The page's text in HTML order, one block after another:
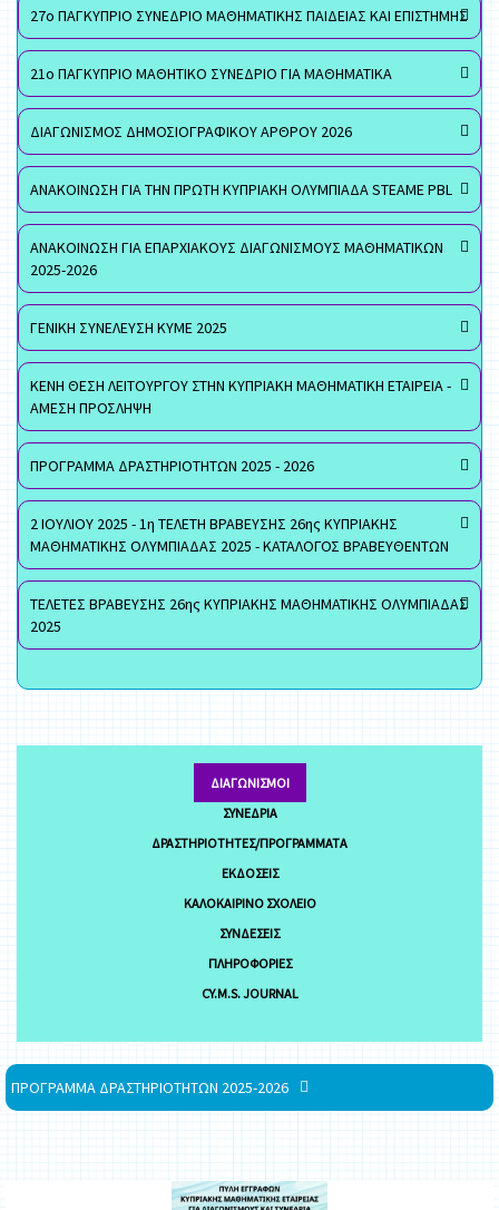
27ο ΠΑΓΚΥΠΡΙΟ ΣΥΝΕΔΡΙΟ ΜΑΘΗΜΑΤΙΚΗΣ ΠΑΙΔΕΙΑΣ ΚΑΙ ΕΠΙΣΤΗΜΗΣ
21ο ΠΑΓΚΥΠΡΙΟ ΜΑΘΗΤΙΚΟ ΣΥΝΕΔΡΙΟ ΓΙΑ ΜΑΘΗΜΑΤΙΚΑ
ΔΙΑΓΩΝΙΣΜΟΣ ΔΗΜΟΣΙΟΓΡΑΦΙΚΟΥ ΑΡΘΡΟΥ 2026
ΑΝΑΚΟΙΝΩΣΗ ΓΙΑ ΤΗΝ ΠΡΩΤΗ ΚΥΠΡΙΑΚΗ ΟΛΥΜΠΙΑΔΑ STEAME PBL
ΑΝΑΚΟΙΝΩΣΗ ΓΙΑ ΕΠΑΡΧΙΑΚΟΥΣ ΔΙΑΓΩΝΙΣΜΟΥΣ ΜΑΘΗΜΑΤΙΚΩΝ
2025-2026
ΓΕΝΙΚΗ ΣΥΝΕΛΕΥΣΗ ΚΥΜΕ 2025
ΚΕΝΗ ΘΕΣΗ ΛΕΙΤΟΥΡΓΟΥ ΣΤΗΝ ΚΥΠΡΙΑΚΗ ΜΑΘΗΜΑΤΙΚΗ ΕΤΑΙΡΕΙΑ -
ΑΜΕΣΗ ΠΡΟΣΛΗΨΗ
ΠΡΟΓΡΑΜΜΑ ΔΡΑΣΤΗΡΙΟΤΗΤΩΝ 2025 - 2026
2 ΙΟΥΛΙΟΥ 2025 - 1η ΤΕΛΕΤΗ ΒΡΑΒΕΥΣΗΣ 26ης ΚΥΠΡΙΑΚΗΣ
ΜΑΘΗΜΑΤΙΚΗΣ ΟΛΥΜΠΙΑΔΑΣ 2025 - ΚΑΤΑΛΟΓΟΣ ΒΡΑΒΕΥΘΕΝΤΩΝ
ΤΕΛΕΤΕΣ ΒΡΑΒΕΥΣΗΣ 26ης ΚΥΠΡΙΑΚΗΣ ΜΑΘΗΜΑΤΙΚΗΣ ΟΛΥΜΠΙΑΔΑΣ
2025
ΔΙΑΓΩΝΙΣΜΟΊ
ΣΥΝΈΔΡΙΑ
ΔΡΑΣΤΗΡΙΌΤΗΤΕΣ/ΠΡΟΓΡΆΜΜΑΤΑ
ΕΚΔΌΣΕΙΣ
ΚΑΛΟΚΑΙΡΙΝΌ ΣΧΟΛΕΊΟ
ΣΥΝΔΈΣΕΙΣ
ΠΛΗΡΟΦΟΡΊΕΣ
CY.M.S. JOURNAL
ΠΡΟΓΡΑΜΜΑ ΔΡΑΣΤΗΡΙΟΤΗΤΩΝ 2025-2026